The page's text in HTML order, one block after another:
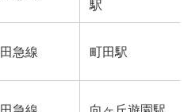
駅
急線 町田駅